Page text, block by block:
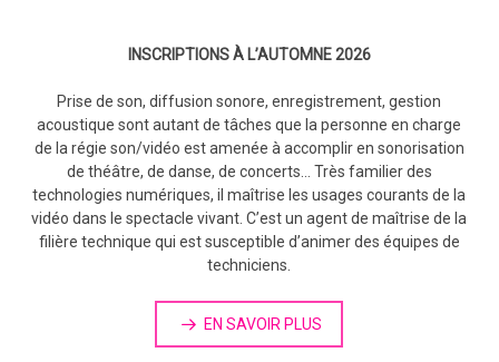
INSCRIPTIONS À L’AUTOMNE 2026
Prise de son, diffusion sonore, enregistrement, gestion
acoustique sont autant de tâches que la personne en charge
de la régie son/vidéo est amenée à accomplir en sonorisation
de théâtre, de danse, de concerts… Très familier des
technologies numériques, il maîtrise les usages courants de la
vidéo dans le spectacle vivant. C’est un agent de maîtrise de la
filière technique qui est susceptible d’animer des équipes de
techniciens.
EN SAVOIR PLUS